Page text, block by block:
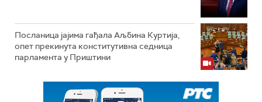
Посланица јајима гађала Аљбина Куртија,
опет прекинута конститутивна седница
парламента у Приштини